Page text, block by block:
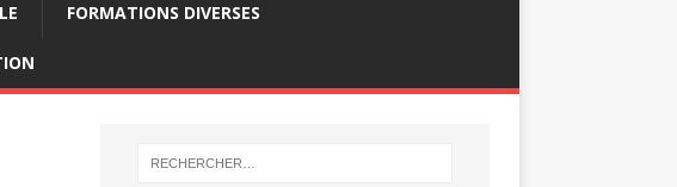
FORMATIONS DIVERSES